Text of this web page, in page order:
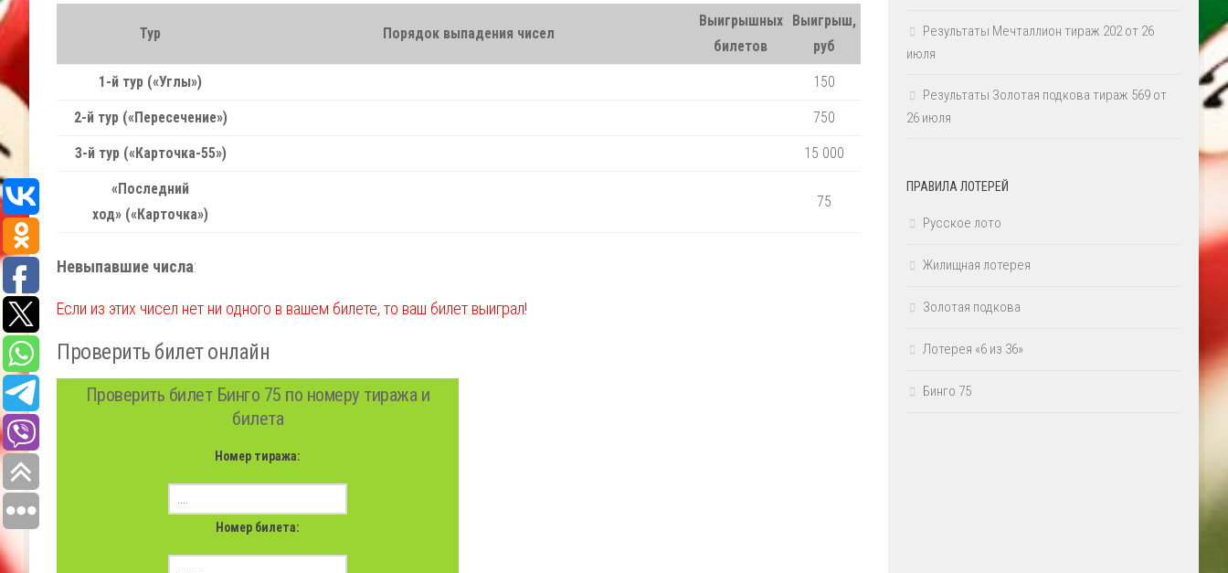
Тур Порядок выпадения чисел
Выигрышных
билетов
Выигрыш,
руб
1-й тур («Углы») 150
2-й тур («Пересечение») 750
3-й тур («Карточка-55») 15 000
«Последний
ход» («Карточка»)
75
Невыпавшие числа:
Если из этих чисел нет ни одного в вашем билете, то ваш билет выиграл!
Проверить билет онлайн
Проверить билет Бинго 75 по номеру тиража и
билета
Номер тиража:
Номер билета:
Результаты Мечталлион тираж 202 от 26
июля
Результаты Золотая подкова тираж 569 от
26 июля
ПРАВИЛА ЛОТЕРЕЙ
Русское лото
Жилищная лотерея
Золотая подкова
Лотерея «6 из 36»
Бинго 75